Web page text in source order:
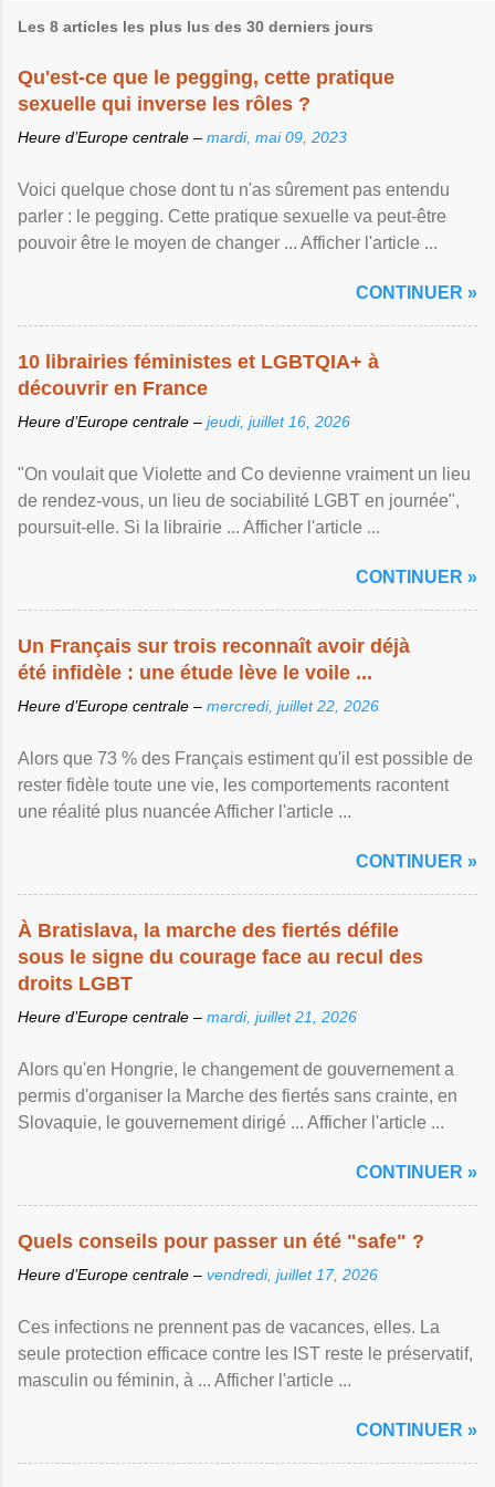
Les 8 articles les plus lus des 30 derniers jours
Qu'est-ce que le pegging, cette pratique
sexuelle qui inverse les rôles ?
Heure d’Europe centrale – mardi, mai 09, 2023
Voici quelque chose dont tu n'as sûrement pas entendu
parler : le pegging. Cette pratique sexuelle va peut-être
pouvoir être le moyen de changer ... Afficher l'article ...
CONTINUER »
10 librairies féministes et LGBTQIA+ à
découvrir en France
Heure d’Europe centrale – jeudi, juillet 16, 2026
"On voulait que Violette and Co devienne vraiment un lieu
de rendez-vous, un lieu de sociabilité LGBT en journée",
poursuit-elle. Si la librairie ... Afficher l'article ...
CONTINUER »
Un Français sur trois reconnaît avoir déjà
été infidèle : une étude lève le voile ...
Heure d’Europe centrale – mercredi, juillet 22, 2026
Alors que 73 % des Français estiment qu'il est possible de
rester fidèle toute une vie, les comportements racontent
une réalité plus nuancée Afficher l'article ...
CONTINUER »
À Bratislava, la marche des fiertés défile
sous le signe du courage face au recul des
droits LGBT
Heure d’Europe centrale – mardi, juillet 21, 2026
Alors qu'en Hongrie, le changement de gouvernement a
permis d'organiser la Marche des fiertés sans crainte, en
Slovaquie, le gouvernement dirigé ... Afficher l'article ...
CONTINUER »
Quels conseils pour passer un été "safe" ?
Heure d’Europe centrale – vendredi, juillet 17, 2026
Ces infections ne prennent pas de vacances, elles. La
seule protection efficace contre les IST reste le préservatif,
masculin ou féminin, à ... Afficher l'article ...
CONTINUER »